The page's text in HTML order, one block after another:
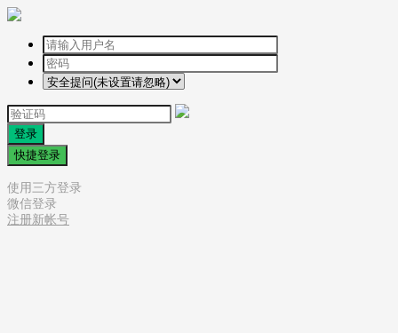
登录
快捷登录
使用三方登录
微信登录
注册新帐号